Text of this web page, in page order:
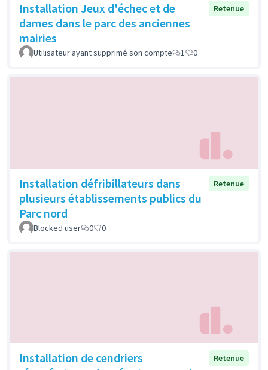
Installation Jeux d'échec et de
dames dans le parc des anciennes
mairies
Retenue
Utilisateur ayant supprimé son compte 1 0
Installation défribillateurs dans
plusieurs établissements publics du
Parc nord
Retenue
Blocked user 0 0
Installation de cendriers
Retenue